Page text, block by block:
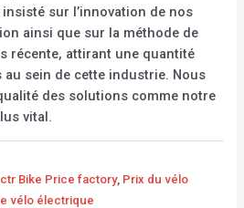
sur l’innovation de nos
ainsi que sur la méthode de
récente, attirant une quantité
sein de cette industrie. Nous
des solutions comme notre
vital.
Bike Price factory, Prix du vélo
vélo électrique